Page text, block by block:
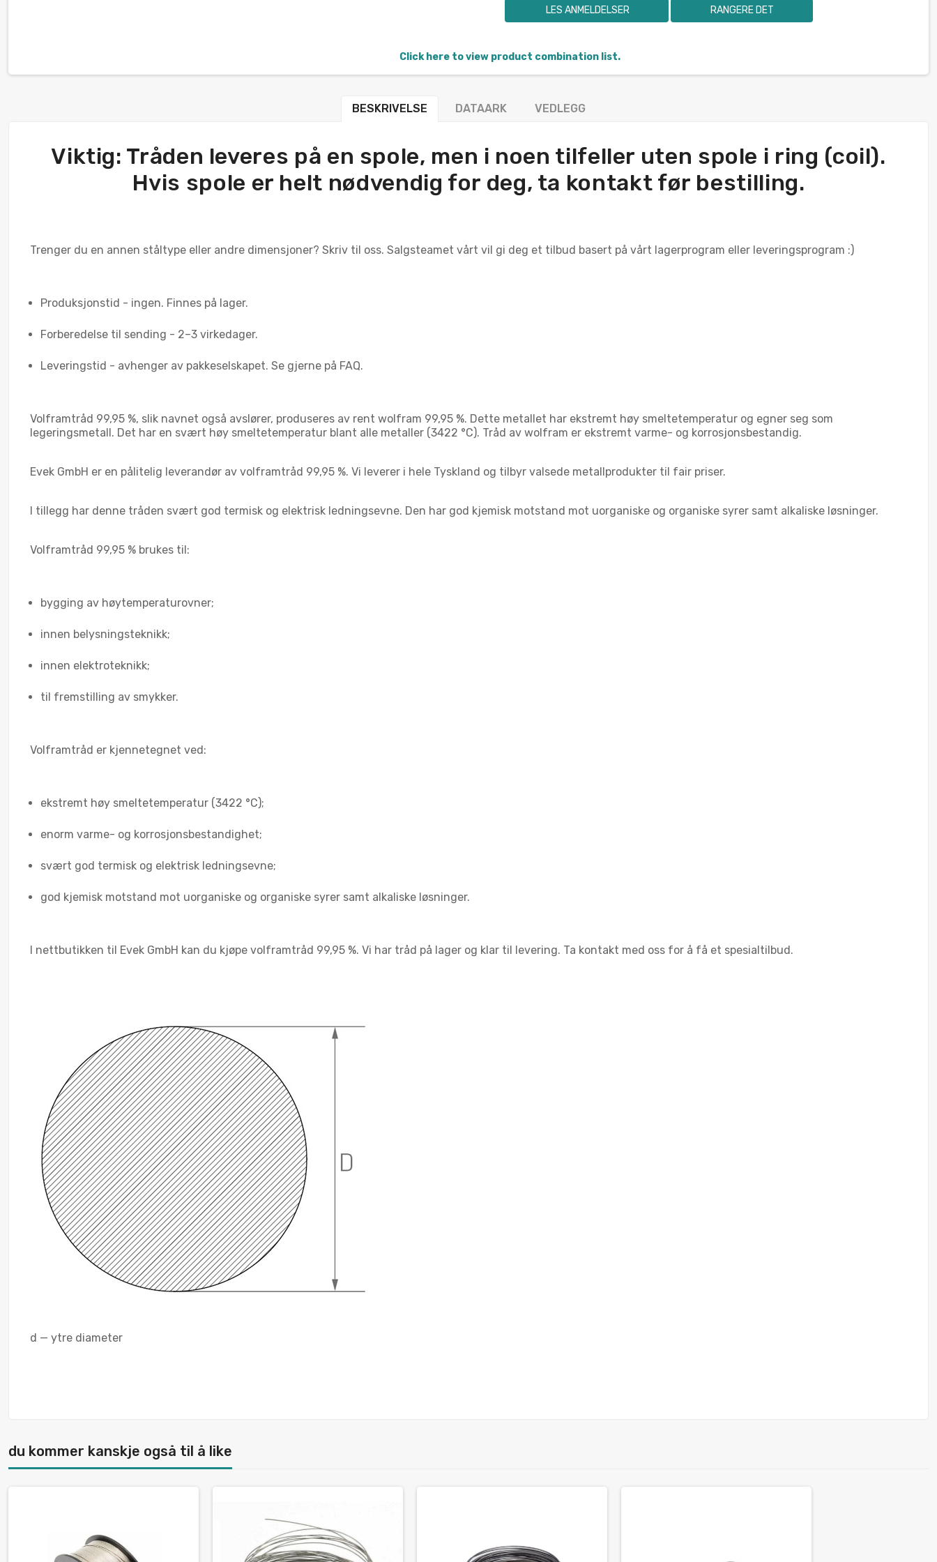
LES ANMELDELSER RANGERE DET
Click here to view product combination list.
BESKRIVELSE DATAARK VEDLEGG
Viktig: Tråden leveres på en spole, men i noen tilfeller uten spole i ring (coil).
Hvis spole er helt nødvendig for deg, ta kontakt før bestilling.
Trenger du en annen ståltype eller andre dimensjoner? Skriv til oss. Salgsteamet vårt vil gi deg et tilbud basert på vårt lagerprogram eller leveringsprogram :)
Produksjonstid - ingen. Finnes på lager.
Forberedelse til sending - 2–3 virkedager.
Leveringstid - avhenger av pakkeselskapet. Se gjerne på FAQ.
Volframtråd 99,95 %, slik navnet også avslører, produseres av rent wolfram 99,95 %. Dette metallet har ekstremt høy smeltetemperatur og egner seg som
legeringsmetall. Det har en svært høy smeltetemperatur blant alle metaller (3422 °C). Tråd av wolfram er ekstremt varme- og korrosjonsbestandig.
Evek GmbH er en pålitelig leverandør av volframtråd 99,95 %. Vi leverer i hele Tyskland og tilbyr valsede metallprodukter til fair priser.
I tillegg har denne tråden svært god termisk og elektrisk ledningsevne. Den har god kjemisk motstand mot uorganiske og organiske syrer samt alkaliske løsninger.
Volframtråd 99,95 % brukes til:
bygging av høytemperaturovner;
innen belysningsteknikk;
innen elektroteknikk;
til fremstilling av smykker.
Volframtråd er kjennetegnet ved:
ekstremt høy smeltetemperatur (3422 °C);
enorm varme- og korrosjonsbestandighet;
svært god termisk og elektrisk ledningsevne;
god kjemisk motstand mot uorganiske og organiske syrer samt alkaliske løsninger.
I nettbutikken til Evek GmbH kan du kjøpe volframtråd 99,95 %. Vi har tråd på lager og klar til levering. Ta kontakt med oss for å få et spesialtilbud.
d — ytre diameter
du kommer kanskje også til å like